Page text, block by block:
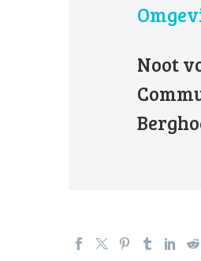
Noot